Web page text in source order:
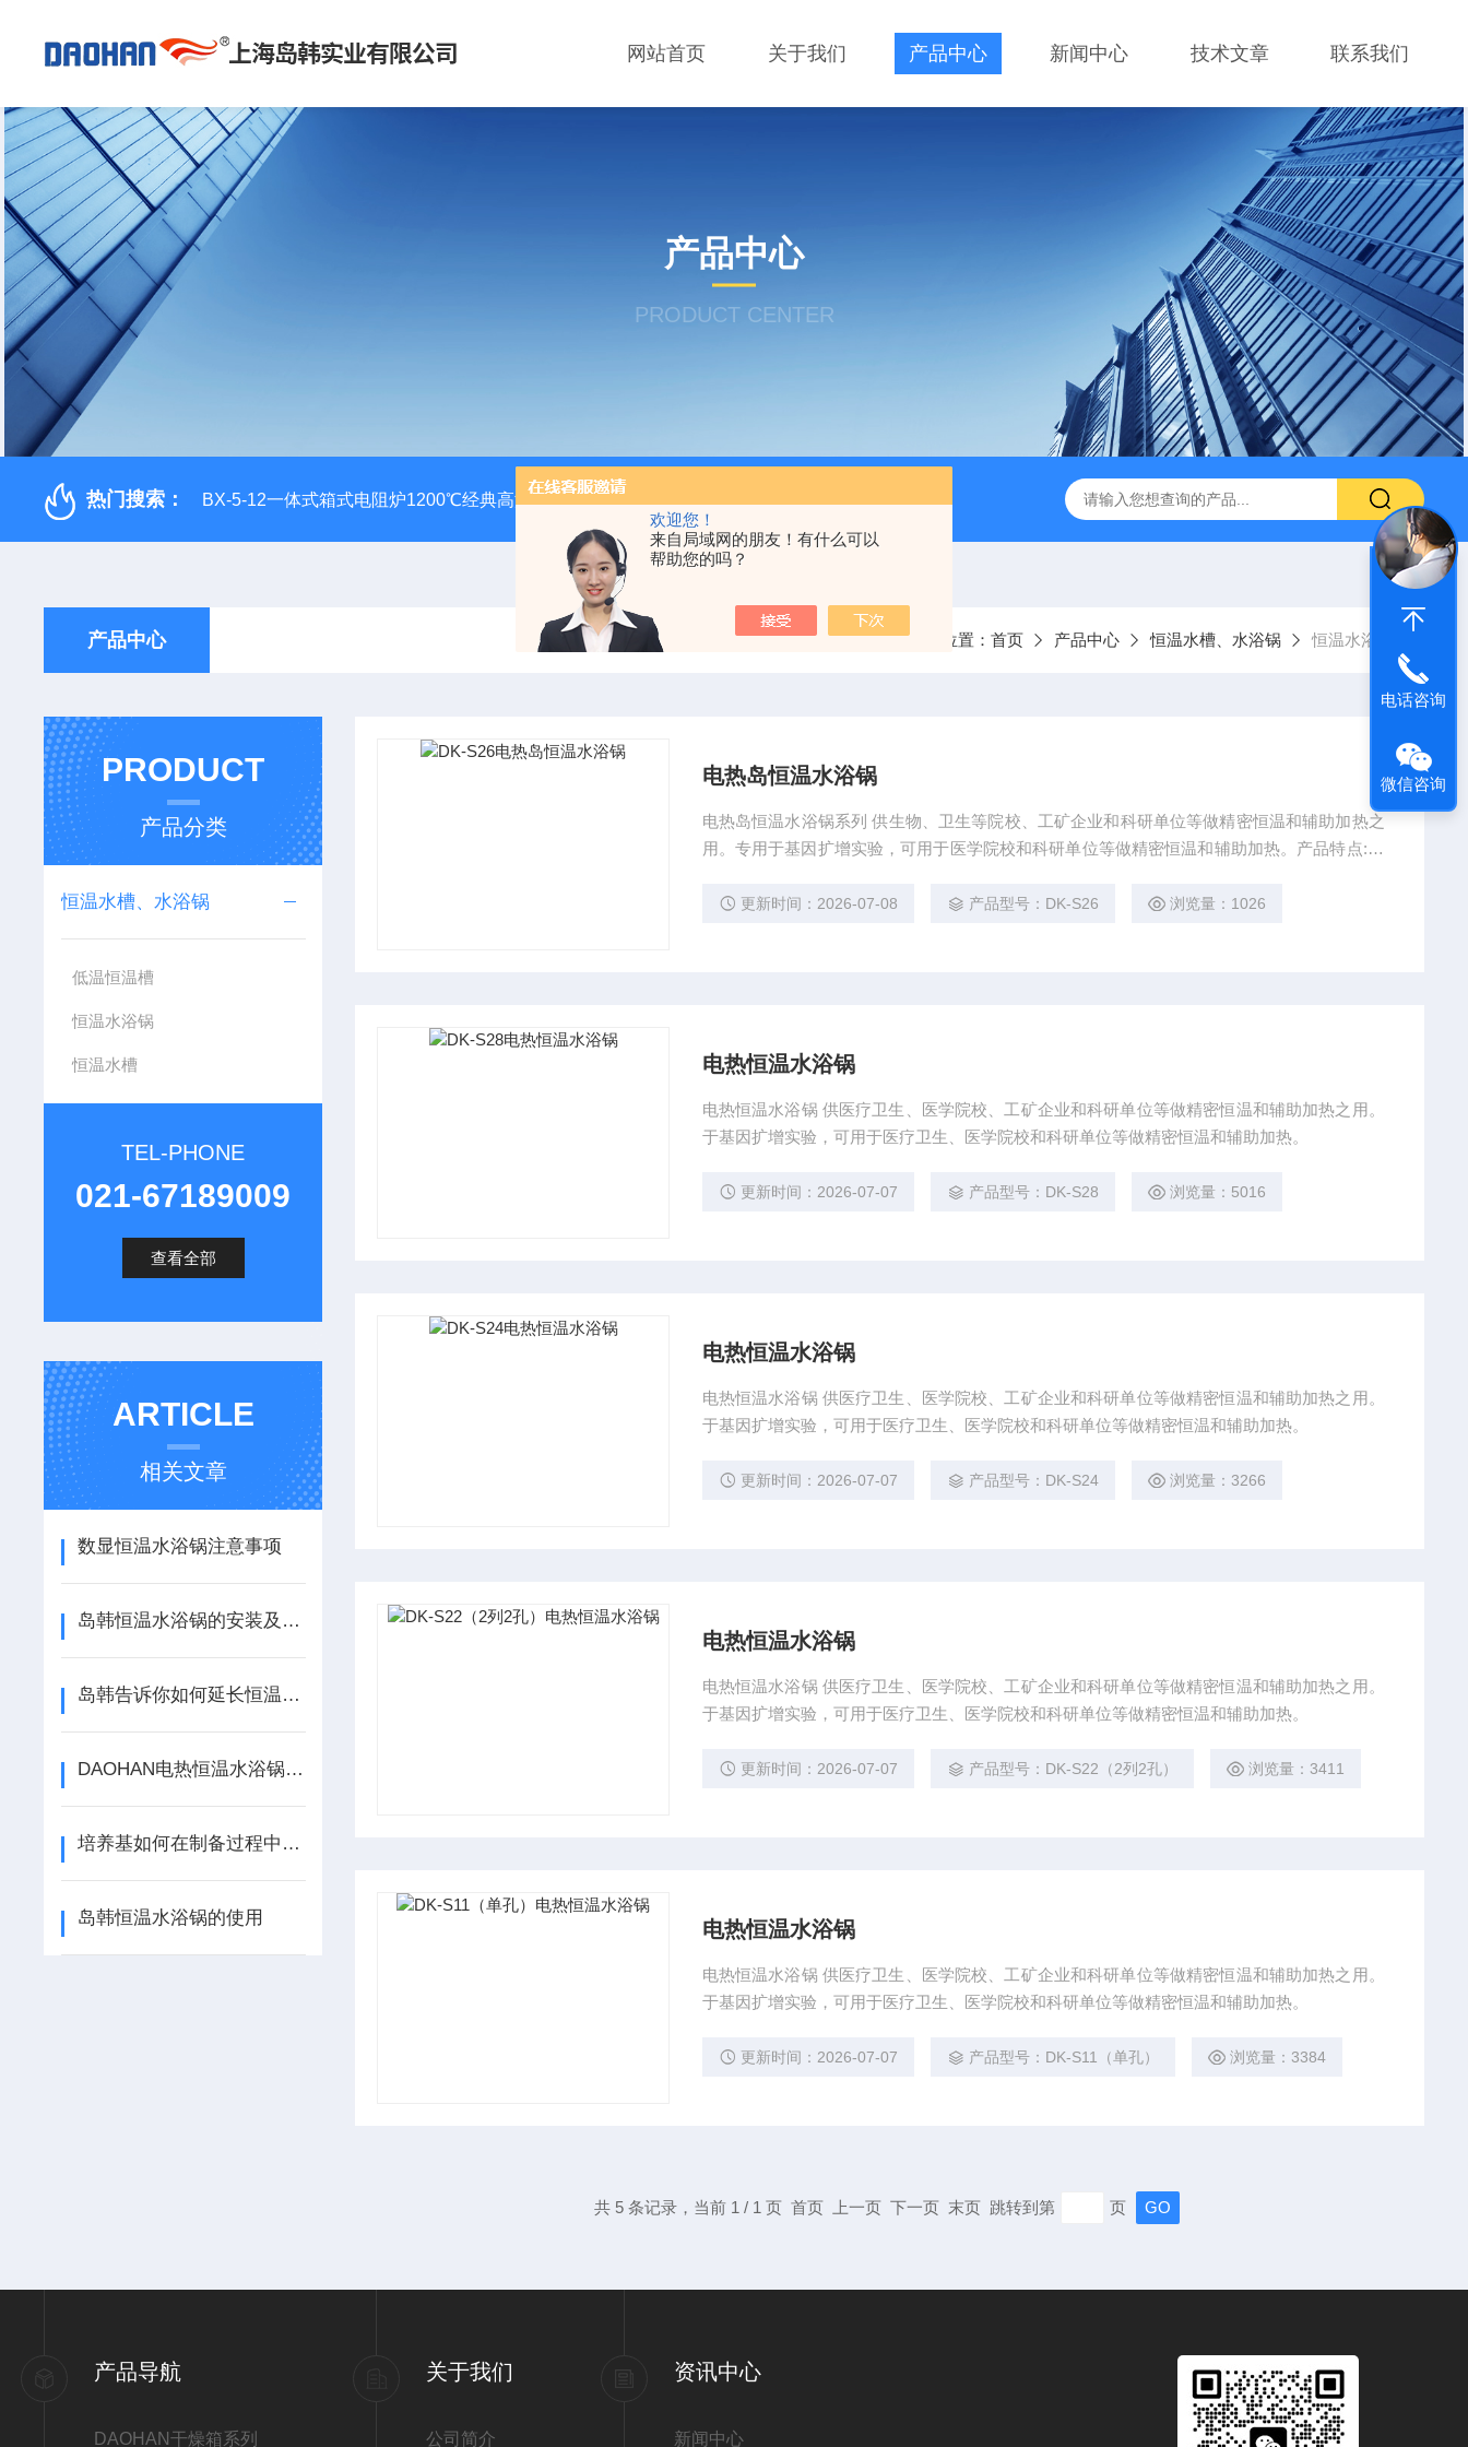
欢迎您！
来自局域网的朋友！有什么可以
帮助您的吗？
网站首页 关于我们 产品中心 新闻中心 技术文章 联系我们
产品中心
PRODUCT CENTER
热门搜索： BX-5-12一体式箱式电阻炉1200℃经典高温马弗炉 BX-12-12H灰分含量测定马弗炉1200度电炉灰分测定仪 GDJ6010高低温交变试验箱daohan冷热交变测试箱
产品中心 当前位置： 首页 产品中心 恒温水槽、水浴锅 恒温水浴锅
PRODUCT
产品分类
恒温水槽、水浴锅
低温恒温槽
恒温水浴锅
恒温水槽
TEL-PHONE
021-67189009
查看全部
ARTICLE
相关文章
数显恒温水浴锅注意事项
岛韩恒温水浴锅的安装及使用方法
岛韩告诉你如何延长恒温水浴锅使用操作寿命
DAOHAN电热恒温水浴锅结构及工作原理
培养基如何在制备过程中应避免二次污染
岛韩恒温水浴锅的使用
电热岛恒温水浴锅
电热岛恒温水浴锅系列 供生物、卫生等院校、工矿企业和科研单位等做精密恒温和辅助加热之
用。专用于基因扩增实验，可用于医学院校和科研单位等做精密恒温和辅助加热。产品特点: 1.
的温度控制系统使温度控制更精确，操作更方便。
更新时间：2026-07-08 产品型号：DK-S26 浏览量：1026
电热恒温水浴锅
电热恒温水浴锅 供医疗卫生、医学院校、工矿企业和科研单位等做精密恒温和辅助加热之用。
于基因扩增实验，可用于医疗卫生、医学院校和科研单位等做精密恒温和辅助加热。
更新时间：2026-07-07 产品型号：DK-S28 浏览量：5016
电热恒温水浴锅
电热恒温水浴锅 供医疗卫生、医学院校、工矿企业和科研单位等做精密恒温和辅助加热之用。
于基因扩增实验，可用于医疗卫生、医学院校和科研单位等做精密恒温和辅助加热。
更新时间：2026-07-07 产品型号：DK-S24 浏览量：3266
电热恒温水浴锅
电热恒温水浴锅 供医疗卫生、医学院校、工矿企业和科研单位等做精密恒温和辅助加热之用。
于基因扩增实验，可用于医疗卫生、医学院校和科研单位等做精密恒温和辅助加热。
更新时间：2026-07-07 产品型号：DK-S22（2列2孔） 浏览量：3411
电热恒温水浴锅
电热恒温水浴锅 供医疗卫生、医学院校、工矿企业和科研单位等做精密恒温和辅助加热之用。
于基因扩增实验，可用于医疗卫生、医学院校和科研单位等做精密恒温和辅助加热。
更新时间：2026-07-07 产品型号：DK-S11（单孔） 浏览量：3384
共 5 条记录，当前 1 / 1 页 首页 上一页 下一页 末页 跳转到第 页
产品导航
DAOHAN干燥箱系列
关于我们
公司简介
资讯中心
新闻中心
电话咨询
微信咨询